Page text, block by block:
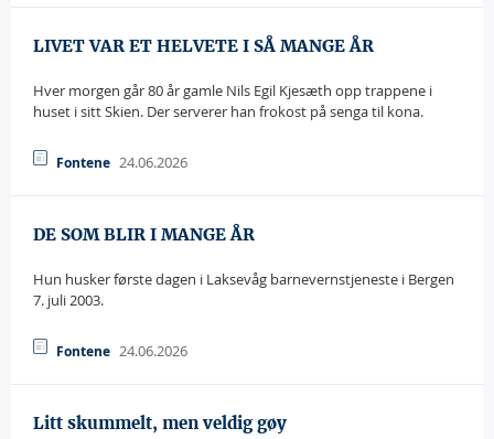
LIVET VAR ET HELVETE I SÅ MANGE ÅR
Hver morgen går 80 år gamle Nils Egil Kjesæth opp trappene i
huset i sitt Skien. Der serverer han frokost på senga til kona.
Fontene 24.06.2026
DE SOM BLIR I MANGE ÅR
Hun husker første dagen i Laksevåg barnevernstjeneste i Bergen
7. juli 2003.
Fontene 24.06.2026
Litt skummelt, men veldig gøy